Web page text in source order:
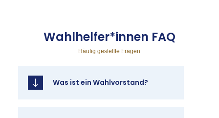
Wahl­hel­fer*in­nen FAQ
Häufig gestellte Fragen
Was ist ein Wahl­vor­stand?